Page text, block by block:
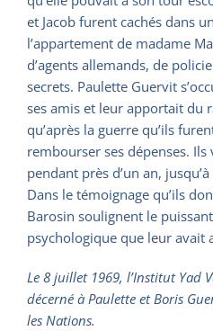
et Jacob furent cachés dans
l’appartement de madame
d’agents allemands, de
secrets. Paulette Guervit
ses amis et leur apportait du
qu’après la guerre qu’ils
rembourser ses dépenses.
pendant près d’un an,
Dans le témoignage qu’ils
Barosin soulignent le
psychologique que leur avait
Le 8 juillet 1969, l’Institut Yad
décerné à Paulette et Boris
les Nations.